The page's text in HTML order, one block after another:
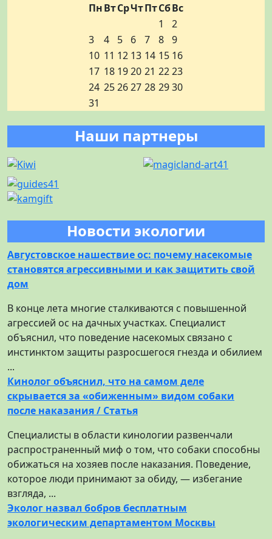
ПнВтСрЧтПтСбВс
1
2
3
4 5 6 7 8 9
10 11 12 13 14 15 16
17 18 1920 21 2223
24 252627 28 2930
31
Наши партнеры
Новости экологии
Августовское нашествие ос: почему насекомые
становятся агрессивными и как защитить свой
дом
В конце лета многие сталкиваются с повышенной
агрессией ос на дачных участках. Специалист
объяснил, что поведение насекомых связано с
инстинктом защиты разросшегося гнезда и обилием
...
Кинолог объяснил, что на самом деле
скрывается за «обиженным» видом собаки
после наказания / Статья
Специалисты в области кинологии развенчали
распространенный миф о том, что собаки способны
обижаться на хозяев после наказания. Поведение,
которое люди принимают за обиду, — избегание
взгляда, ...
Эколог назвал бобров бесплатным
экологическим департаментом Москвы